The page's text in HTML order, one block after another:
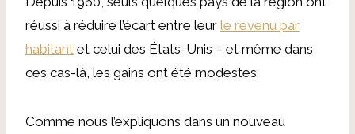
réussi à réduire l’écart entre leur le revenu par
habitant et celui des États-Unis – et même dans
ces cas-là, les gains ont été modestes.
Comme nous l’expliquons dans un nouveau